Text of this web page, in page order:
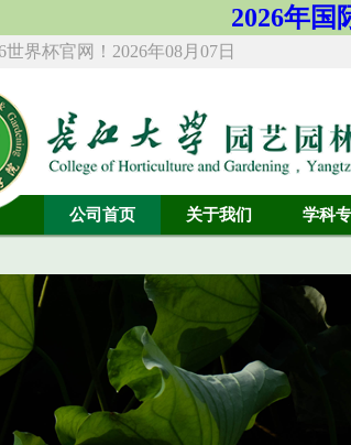
2026年国
世界杯官网！ 2026年08月07日
公司首页 关于我们 学科